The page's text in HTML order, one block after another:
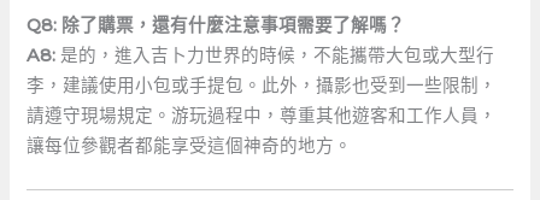
Q8: ​除了購票，還有什麼注意事項需要了解嗎？
A8: ​是的，進入吉卜力世界的時候，不能攜帶大包或大型行
李，建議使用小包或手提包。此外，攝影也受到一些限制，
請遵守現場規定。游玩過程中，尊重其他遊客和工作人員，
讓每位參觀者都能享受這個神奇的地方。